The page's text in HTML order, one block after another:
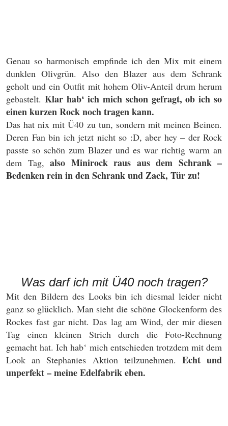
Genau so harmonisch empfinde ich den Mix mit einem
dunklen Olivgrün. Also den Blazer aus dem Schrank
geholt und ein Outfit mit hohem Oliv-Anteil drum herum
gebastelt. Klar hab‘ ich mich schon gefragt, ob ich so
einen kurzen Rock noch tragen kann.
Das hat nix mit Ü40 zu tun, sondern mit meinen Beinen.
Deren Fan bin ich jetzt nicht so :D, aber hey – der Rock
passte so schön zum Blazer und es war richtig warm an
dem Tag, also Minirock raus aus dem Schrank –
Bedenken rein in den Schrank und Zack, Tür zu!
Was darf ich mit Ü40 noch tragen?
Mit den Bildern des Looks bin ich diesmal leider nicht
ganz so glücklich. Man sieht die schöne Glockenform des
Rockes fast gar nicht. Das lag am Wind, der mir diesen
Tag einen kleinen Strich durch die Foto-Rechnung
gemacht hat. Ich hab‘ mich entschieden trotzdem mit dem
Look an Stephanies Aktion teilzunehmen. Echt und
unperfekt – meine Edelfabrik eben.